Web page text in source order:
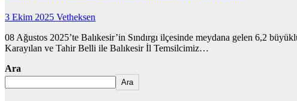
3 Ekim 2025 Vetheksen
08 Ağustos 2025’te Balıkesir’in Sındırgı ilçesinde meydana gelen 6,2
Karayılan ve Tahir Belli ile Balıkesir İl Temsilcimiz…
Ara
Ara